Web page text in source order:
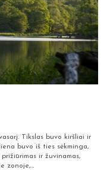
Tikslas buvo kiršliai ir
buvo iš ties sėkminga,
ir žuvinamas,
zonoje,…